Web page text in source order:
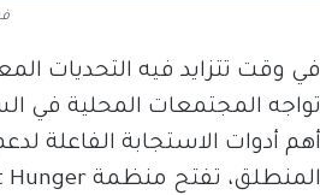
في وقت تتزايد فيه التحديات
تواجه المجتمعات المحلية في
أهم أدوات الاستجابة الفاعلة